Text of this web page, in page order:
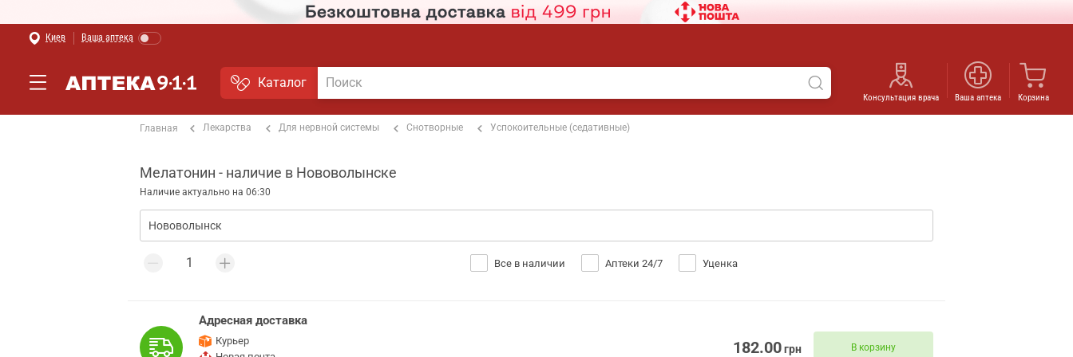
Киев Ваша аптека
Каталог
Консультация врача Ваша аптека Корзина
Главная Лекарства Для нервной системы Снотворные Успокоительные (седативные)
Мелатонин - наличие в Нововолынске
Наличие актуально на 06:30
Все в наличии Аптеки 24/7 Уценка
Адресная доставка
Курьер
182.00грн В корзину